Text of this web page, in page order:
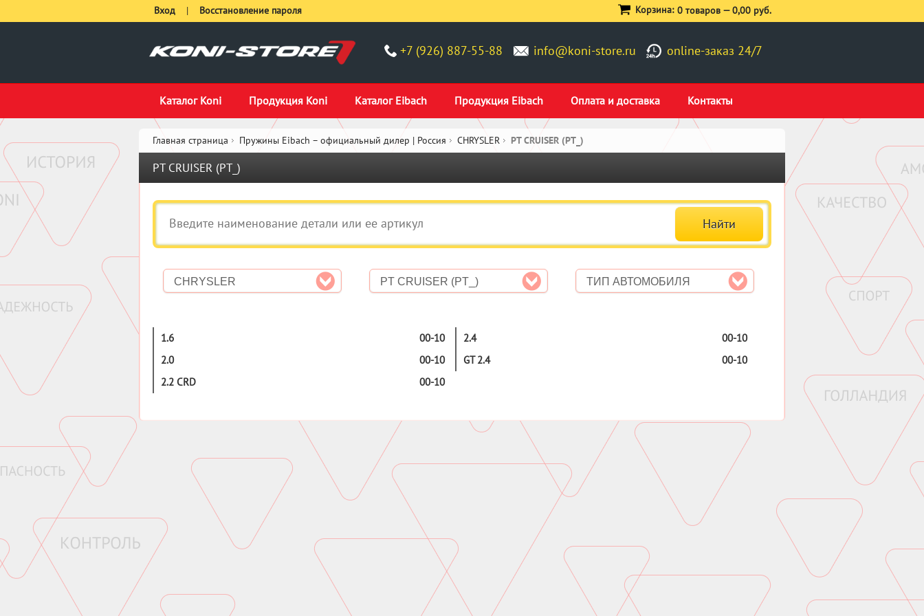
+7 (926) 887-55-88 info@koni-store.ru online-заказ 24/7
Каталог Koni Продукция Koni Каталог Eibach Продукция Eibach Оплата и доставка Контакты
Вход | Восстановление пароля Корзина: 0 товаров —0,00 руб.
Главная страница Пружины Eibach – официальный дилер | Россия CHRYSLER PT CRUISER (PT_)
PT CRUISER (PT_)
CHRYSLER PT CRUISER (PT_) ТИП АВТОМОБИЛЯ
00-10
1.6
00-10
2.0
00-10
2.2 CRD
00-10
2.4
00-10
GT 2.4